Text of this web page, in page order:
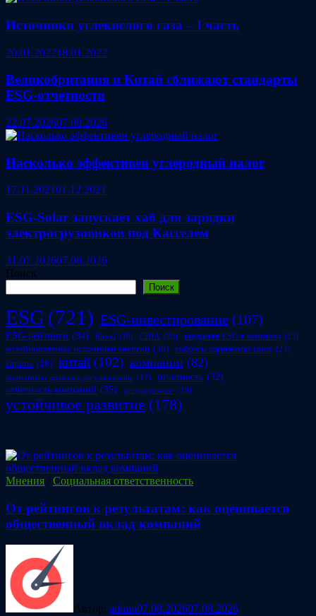
Источники углекислого газа – I часть
20.01.202218.01.2022
Великобритания и Китай сближают стандарты
ESG‑отчетности
22.07.202607.08.2026
Насколько эффективен углеродный налог
17.11.202101.12.2021
ESG‑Solar запускает хаб для зарядки
электрогрузовиков под Касселем
31.07.202607.08.2026
Поиск
Поиск
ESG (721) ESG-инвестирование (107)
ESG-рейтинги (34) Китай (20) США (25) внедрение ESG в компании (23)
возобновляемые источники энергии (30) выбросы парниковых газов (23)
европа (28) китай (102) компании (82)
нормативно-правовое регулирование (17) отчетность (32)
отчетность компаний (35) регулирование (19)
устойчивое развитие (178)
Мнения / Социальная ответственность
От рейтингов к результатам: как оценивается
общественный вклад компаний
Автор: admin07.08.202607.08.2026